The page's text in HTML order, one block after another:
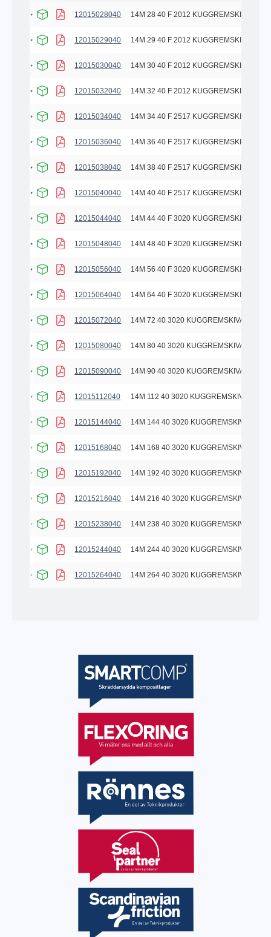
12015028040 14M 28 40 F 2012 KUGGREMSKIVA
12015029040 14M 29 40 F 2012 KUGGREMSKIVA
12015030040 14M 30 40 F 2012 KUGGREMSKIVA
12015032040 14M 32 40 F 2012 KUGGREMSKIVA
12015034040 14M 34 40 F 2517 KUGGREMSKIVA
12015036040 14M 36 40 F 2517 KUGGREMSKIVA
12015038040 14M 38 40 F 2517 KUGGREMSKIVA
12015040040 14M 40 40 F 2517 KUGGREMSKIVA
12015044040 14M 44 40 F 3020 KUGGREMSKIVA
12015048040 14M 48 40 F 3020 KUGGREMSKIVA
12015056040 14M 56 40 F 3020 KUGGREMSKIVA
12015064040 14M 64 40 F 3020 KUGGREMSKIVA
12015072040 14M 72 40 3020 KUGGREMSKIVA
12015080040 14M 80 40 3020 KUGGREMSKIVA
12015090040 14M 90 40 3020 KUGGREMSKIVA
12015112040 14M 112 40 3020 KUGGREMSKIVA
12015144040 14M 144 40 3020 KUGGREMSKIVA
12015168040 14M 168 40 3020 KUGGREMSKIVA
12015192040 14M 192 40 3020 KUGGREMSKIVA
12015216040 14M 216 40 3020 KUGGREMSKIVA
12015238040 14M 238 40 3020 KUGGREMSKIVA
12015244040 14M 244 40 3020 KUGGREMSKIVA
12015264040 14M 264 40 3020 KUGGREMSKIVA